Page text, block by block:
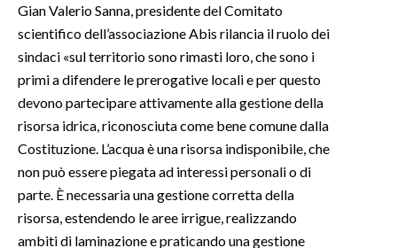
Gian Valerio Sanna, presidente del Comitato
scientifico dell’associazione Abis rilancia il ruolo dei
sindaci «sul territorio sono rimasti loro, che sono i
primi a difendere le prerogative locali e per questo
devono partecipare attivamente alla gestione della
risorsa idrica, riconosciuta come bene comune dalla
Costituzione. L’acqua è una risorsa indisponibile, che
non può essere piegata ad interessi personali o di
parte. È necessaria una gestione corretta della
risorsa, estendendo le aree irrigue, realizzando
ambiti di laminazione e praticando una gestione